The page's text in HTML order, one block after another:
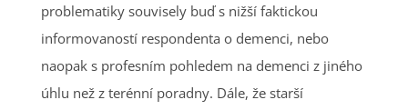
problematiky souvisely buď s nižší faktickou
informovaností respondenta o demenci, nebo
naopak s profesním pohledem na demenci z jiného
úhlu než z terénní poradny. Dále, že starší